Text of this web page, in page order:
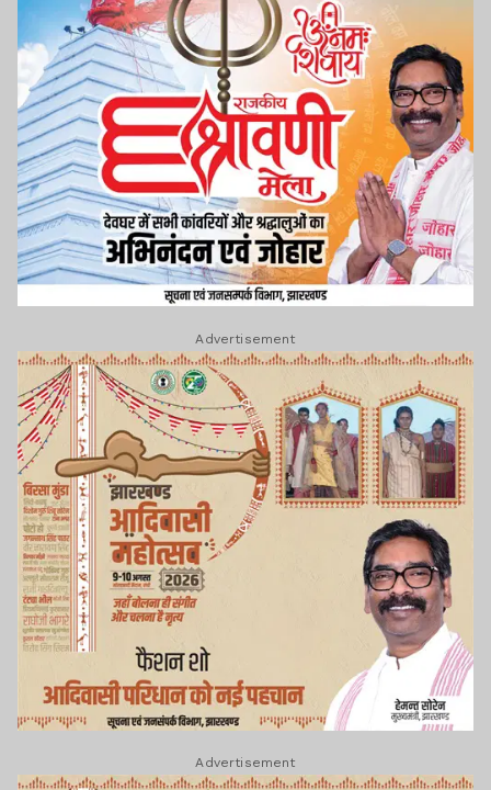
Advertisement
Advertisement